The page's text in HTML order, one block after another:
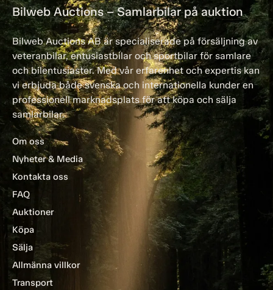
Bilweb Auctions – Samlarbilar på auktion
Bilweb Auctions AB är specialiserade på försäljning av
veteranbilar, entusiastbilar och sportbilar för samlare
och bilentusiaster. Med vår erfarenhet och expertis kan
vi erbjuda både svenska och internationella kunder en
professionell marknadsplats för att köpa och sälja
samlarbilar.
Om oss
Nyheter & Media
Kontakta oss
FAQ
Auktioner
Köpa
Sälja
Allmänna villkor
Transport